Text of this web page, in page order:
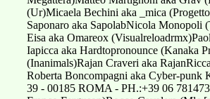
Roberta Boncompagni aka Cyber-
39 - 00185 ROMA - PH.:+39 06